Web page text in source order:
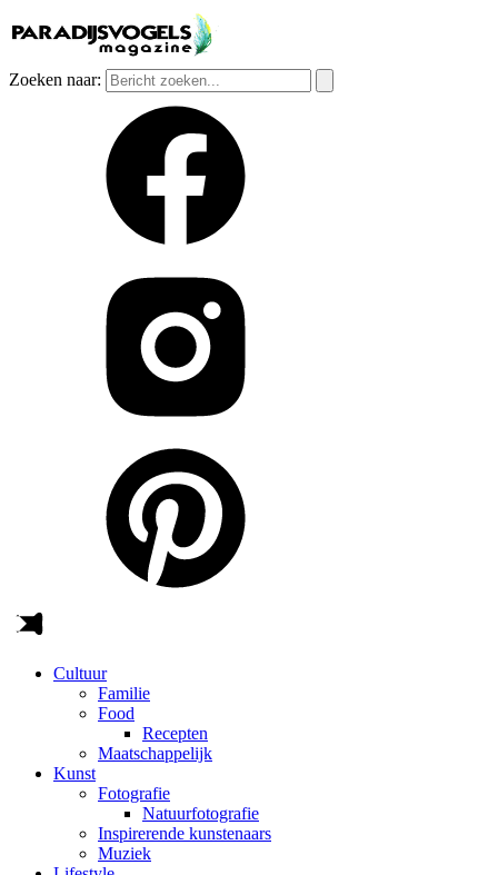
Zoeken naar:
Cultuur
Familie
Food
Recepten
Maatschappelijk
Kunst
Fotografie
Natuurfotografie
Inspirerende kunstenaars
Muziek